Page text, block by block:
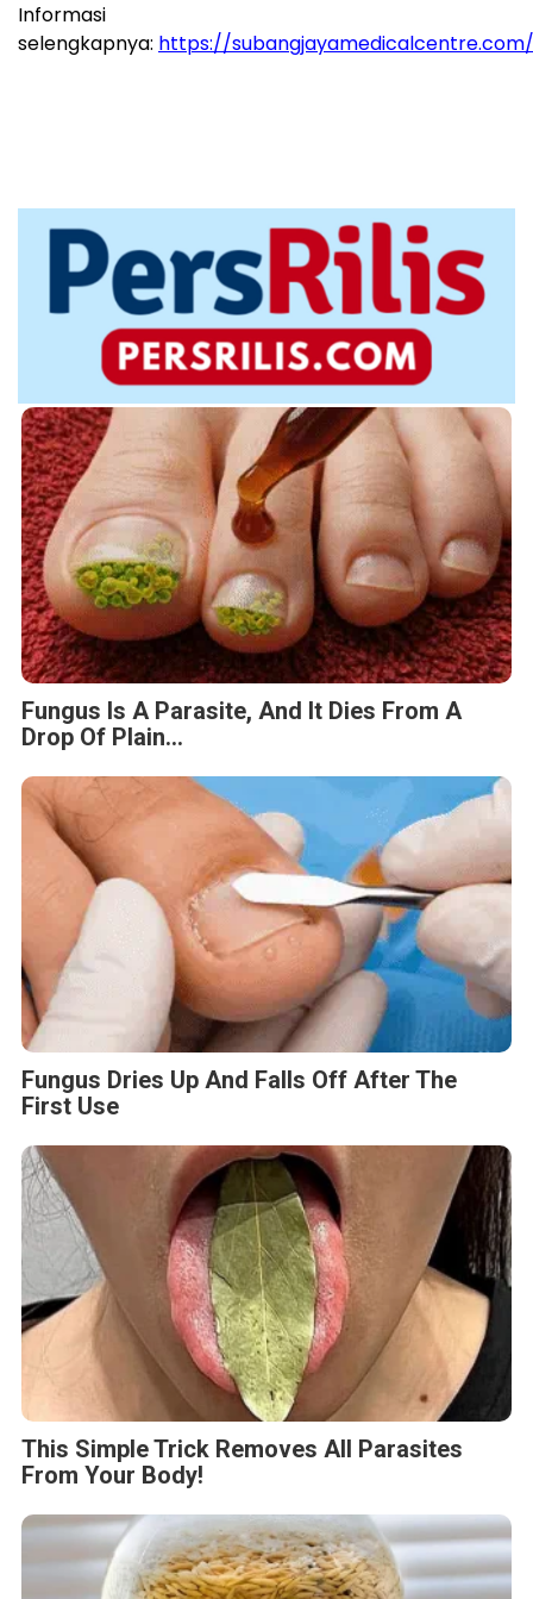
Informasi
selengkapnya: https://subangjayamedicalcentre.com/
Fungus Is A Parasite, And It Dies From A
Drop Of Plain...
Fungus Dries Up And Falls Off After The
First Use
This Simple Trick Removes All Parasites
From Your Body!